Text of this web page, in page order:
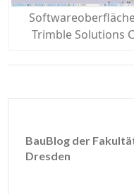
Trimble Solutions
BauBlog der
Dresden